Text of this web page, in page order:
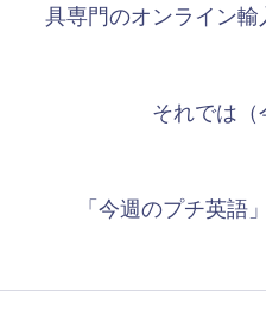
具専門のオンライン輸
それでは（
「今週のプチ英語